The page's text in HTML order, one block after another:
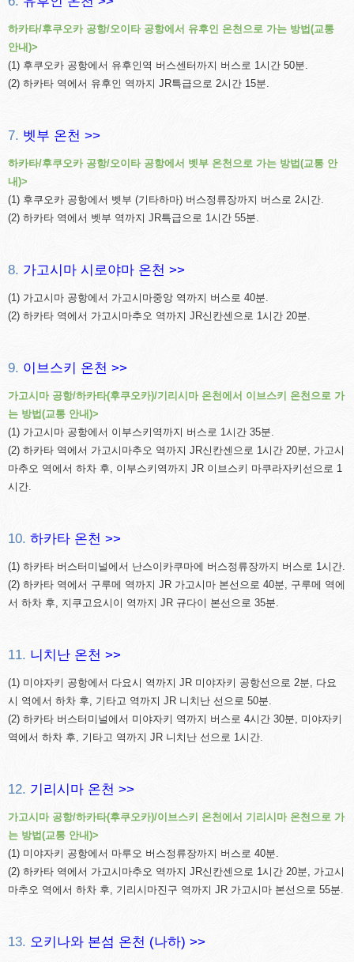
하카타/후쿠오카 공항/오이타 공항에서 유후인 온천으로 가는 방법(교통
안내)>
(1) 후쿠오카 공항에서 유후인역 버스센터까지 버스로 1시간 50분.
(2) 하카타 역에서 유후인 역까지 JR특급으로 2시간 15분.
7. 벳부 온천 >>
하카타/후쿠오카 공항/오이타 공항에서 벳부 온천으로 가는 방법(교통 안
내)>
(1) 후쿠오카 공항에서 벳부 (기타하마) 버스정류장까지 버스로 2시간.
(2) 하카타 역에서 벳부 역까지 JR특급으로 1시간 55분.
8. 가고시마 시로야마 온천 >>
(1) 가고시마 공항에서 가고시마중앙 역까지 버스로 40분.
(2) 하카타 역에서 가고시마추오 역까지 JR신칸센으로 1시간 20분.
9. 이브스키 온천 >>
가고시마 공항/하카타(후쿠오카)/기리시마 온천에서 이브스키 온천으로 가
는 방법(교통 안내)>
(1) 가고시마 공항에서 이부스키역까지 버스로 1시간 35분.
(2) 하카타 역에서 가고시마추오 역까지 JR신칸센으로 1시간 20분, 가고시
마추오 역에서 하차 후, 이부스키역까지 JR 이브스키 마쿠라자키선으로 1
시간.
10. 하카타 온천 >>
(1) 하카타 버스터미널에서 난스이카쿠마에 버스정류장까지 버스로 1시간.
(2) 하카타 역에서 구루메 역까지 JR 가고시마 본선으로 40분, 구루메 역에
서 하차 후, 지쿠고요시이 역까지 JR 규다이 본선으로 35분.
11. 니치난 온천 >>
(1) 미야자키 공항에서 다요시 역까지 JR 미야자키 공항선으로 2분, 다요
시 역에서 하차 후, 기타고 역까지 JR 니치난 선으로 50분.
(2) 하카타 버스터미널에서 미야자키 역까지 버스로 4시간 30분, 미야자키
역에서 하차 후, 기타고 역까지 JR 니치난 선으로 1시간.
12. 기리시마 온천 >>
가고시마 공항/하카타(후쿠오카)/이브스키 온천에서 기리시마 온천으로 가
는 방법(교통 안내)>
(1) 미야자키 공항에서 마루오 버스정류장까지 버스로 40분.
(2) 하카타 역에서 가고시마추오 역까지 JR신칸센으로 1시간 20분, 가고시
마추오 역에서 하차 후, 기리시마진구 역까지 JR 가고시마 본선으로 55분.
13. 오키나와 본섬 온천 (나하) >>